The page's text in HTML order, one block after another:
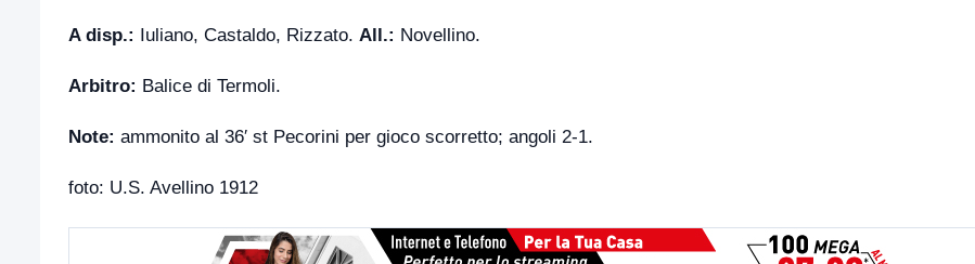
A disp.: Iuliano, Castaldo, Rizzato. All.: Novellino.
Arbitro: Balice di Termoli.
Note: ammonito al 36′ st Pecorini per gioco scorretto; angoli 2-1.
foto: U.S. Avellino 1912